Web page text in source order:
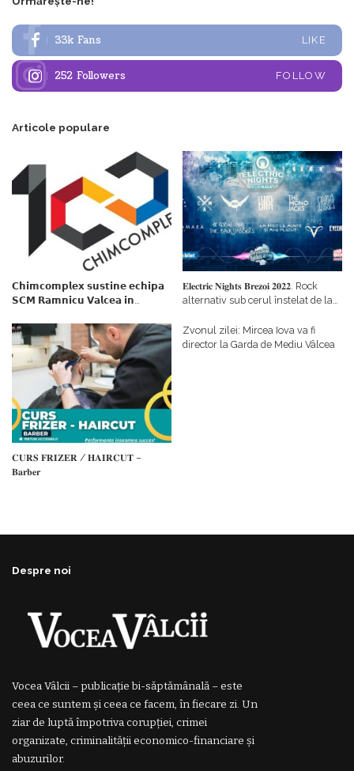
33k Fans LIKE
252 Followers FOLLOW
Articole populare
𝗖𝗵𝗶𝗺𝗰𝗼𝗺𝗽𝗹𝗲𝘅 𝘀𝘂𝘀𝘁𝗶𝗻𝗲 𝗲𝗰𝗵𝗶𝗽𝗮
𝗦𝗖𝗠 𝗥𝗮𝗺𝗻𝗶𝗰𝘂 𝗩𝗮𝗹𝗰𝗲𝗮 𝗶𝗻
𝗳𝗶𝗻𝗮𝗻𝘁𝗮𝘁𝗼𝗿
𝐄𝐥𝐞𝐜𝐭𝐫𝐢𝐜 𝐍𝐢𝐠𝐡𝐭𝐬 𝐁𝐫𝐞𝐳𝐨𝐢 𝟐𝟎𝟐𝟐. Rock
alternativ sub cerul înstelat de la
𝐂𝐔𝐑𝐒 𝐅𝐑𝐈𝐙𝐄𝐑 / 𝐇𝐀𝐈𝐑𝐂𝐔𝐓 –
𝐁𝐚𝐫𝐛𝐞𝐫
Zvonul zilei: Mircea Iova va fi
director la Garda de Mediu Vâlcea
Despre noi
Vocea Vâlcii – publicație bi-săptămânală – este
ceea ce suntem și ceea ce facem, în fiecare zi. Un
ziar de luptă împotriva corupției, crimei
organizate, criminalității economico-financiare și
abuzurilor.